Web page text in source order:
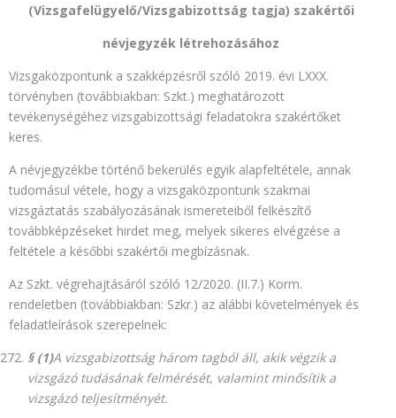
(Vizsgafelügyelő/Vizsgabizottság tagja) szakértői
névjegyzék létrehozásához
Vizsgaközpontunk a szakképzésről szóló 2019. évi LXXX.
törvényben (továbbiakban: Szkt.) meghatározott
tevékenységéhez vizsgabizottsági feladatokra szakértőket
keres.
A névjegyzékbe történő bekerülés egyik alapfeltétele, annak
tudomásul vétele, hogy a vizsgaközpontunk szakmai
vizsgáztatás szabályozásának ismereteiből felkészítő
továbbképzéseket hirdet meg, melyek sikeres elvégzése a
feltétele a későbbi szakértői megbízásnak.
Az Szkt. végrehajtásáról szóló 12/2020. (II.7.) Korm.
rendeletben (továbbiakban: Szkr.) az alábbi követelmények és
feladatleírások szerepelnek:
§ (1)A vizsgabizottság három tagból áll, akik végzik a
vizsgázó tudásának felmérését, valamint minősítik a
vizsgázó teljesítményét.